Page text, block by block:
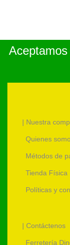
| Nuestra
Quienes
Métodos de
Tienda Física
Políticas y
| Contáctenos
Ferretería